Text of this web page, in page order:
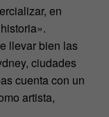
en
llevar bien las
ciudades
cuenta con un
artista,